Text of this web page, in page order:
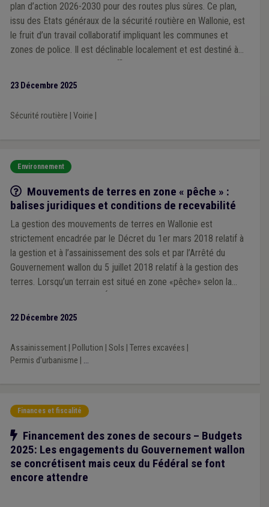
plan d’action 2026-2030 pour des routes plus sûres. Ce plan,
issu des Etats généraux de la sécurité routière en Wallonie, est
le fruit d’un travail collaboratif impliquant les communes et
zones de police. Il est déclinable localement et est destiné à
23 Décembre 2025
Sécurité routière Voirie
Environnement
Q/R
Mouvements de terres en zone « pêche » :
balises juridiques et conditions de recevabilité
La gestion des mouvements de terres en Wallonie est
strictement encadrée par le Décret du 1er mars 2018 relatif à
la gestion et à l’assainissement des sols et par l’Arrêté du
Gouvernement wallon du 5 juillet 2018 relatif à la gestion des
terres. Lorsqu’un terrain est situé en zone «pêche» selon la
22 Décembre 2025
Assainissement| Pollution Sols Terres excavées
Permis d'urbanisme
...
Finances et fiscalité
Notre action
Financement des zones de secours – Budgets
2025: Les engagements du Gouvernement wallon
se concrétisent mais ceux du Fédéral se font
encore attendre